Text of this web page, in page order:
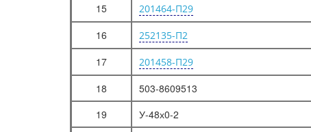
15
201464-П29
16
252135-П2
17
201458-П29
18
503-8609513
19
У-48х0-2